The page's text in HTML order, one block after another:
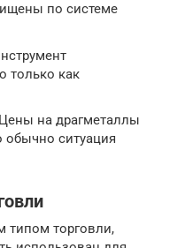
по системе
только как
на драгметаллы
обычно ситуация
типом торговли,